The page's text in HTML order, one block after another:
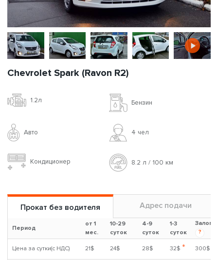
Chevrolet Spark (Ravon R2)
1.2л Бензин
Авто 4 чел
Кондиционер 8.2 л / 100 км
Прокат без водителя Адрес подачи
Период
от 1
мес.
10-29
суток
4-9
суток
1-3
суток
Залог
?
Цена за сутки(с НДС) 21$ 24$ 28$ 32$ * 300$